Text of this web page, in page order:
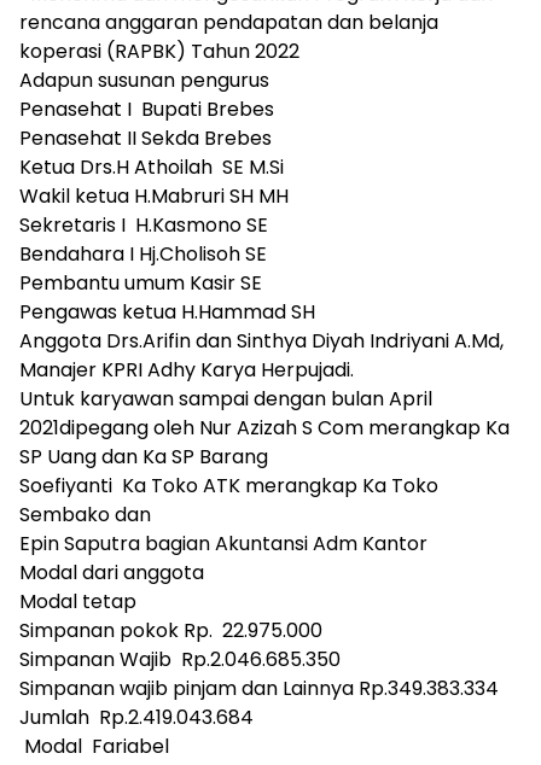
rencana anggaran pendapatan dan belanja
koperasi (RAPBK) Tahun 2022
Adapun susunan pengurus
Penasehat I Bupati Brebes
Penasehat II Sekda Brebes
Ketua Drs.H Athoilah SE M.Si
Wakil ketua H.Mabruri SH MH
Sekretaris I H.Kasmono SE
Bendahara I Hj.Cholisoh SE
Pembantu umum Kasir SE
Pengawas ketua H.Hammad SH
Anggota Drs.Arifin dan Sinthya Diyah Indriyani A.Md,
Manajer KPRI Adhy Karya Herpujadi.
Untuk karyawan sampai dengan bulan April
2021dipegang oleh Nur Azizah S Com merangkap Ka
SP Uang dan Ka SP Barang
Soefiyanti Ka Toko ATK merangkap Ka Toko
Sembako dan
Epin Saputra bagian Akuntansi Adm Kantor
Modal dari anggota
Modal tetap
Simpanan pokok Rp. 22.975.000
Simpanan Wajib Rp.2.046.685.350
Simpanan wajib pinjam dan Lainnya Rp.349.383.334
Jumlah Rp.2.419.043.684
Modal Fariabel